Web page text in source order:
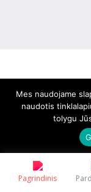
Pagrindinis
Mes naudojame
naudotis
tolygu